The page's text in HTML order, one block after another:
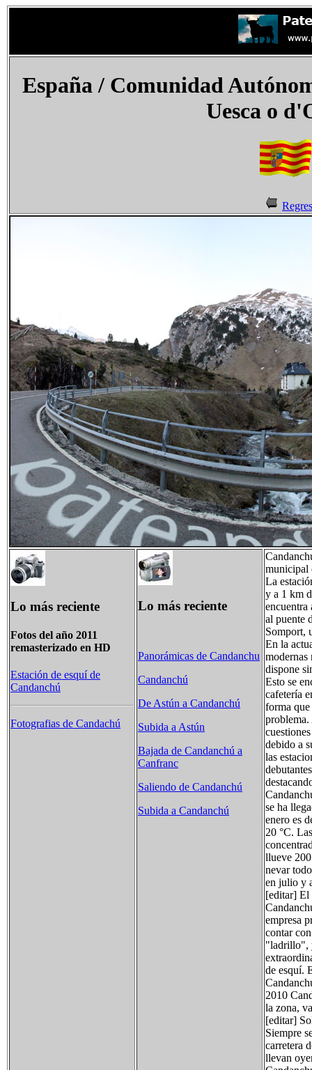
España/ Comunidad
Uesca o
Lo más reciente
Fotos del año 2011
remasterizado en HD
Estación de esquí de
Candanchú
Fotografias de Candachú
Lo más reciente
Panorámicas de Candanchu
Candanchú
De Astún a Candanchú
Subida a Astún
Bajada de Candanchú a
Canfranc
Saliendo de Candanchú
Subida a Candanchú
municipal
La
y a 1 km
encuentra
al puente
Somport,
En la
modernas
dispone
Esto se
cafetería
forma
problema.
debido a
las
se ha
enero es
20 °C.
llueve
nevar
en julio y
[editar] El
empresa
contar
"ladrillo",
de esquí.
2010
la zona,
[editar]
Siempre
carretera
llevan